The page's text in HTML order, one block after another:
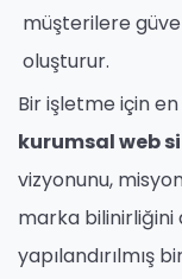
müşterilere
oluşturur.
Bir işletme için
kurumsal web
vizyonunu,
marka bilinirliğini
yapılandırılmış